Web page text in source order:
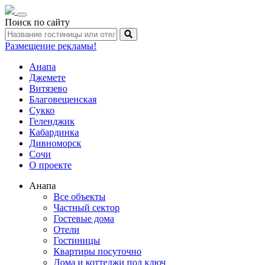
Toggle
navigation
Поиск по сайту
Размещение рекламы!
Анапа
Джемете
Витязево
Благовещенская
Сукко
Геленджик
Кабардинка
Дивноморск
Сочи
О проекте
Анапа
Все объекты
Частный сектор
Гостевые дома
Отели
Гостиницы
Квартиры посуточно
Дома и коттеджи под ключ